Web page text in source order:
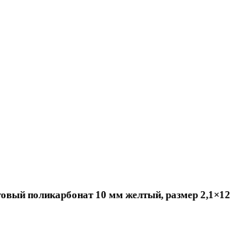
поликарбонат 10 мм желтый, размер 2,1×12